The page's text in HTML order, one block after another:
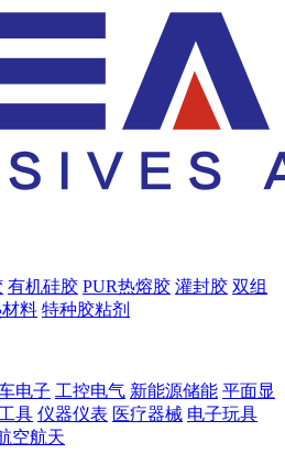
有机硅胶 PUR热熔胶 灌封胶 双组
料 特种胶粘剂
电子 工控电气 新能源储能 平面显
具 仪器仪表 医疗器械 电子玩具
空航天